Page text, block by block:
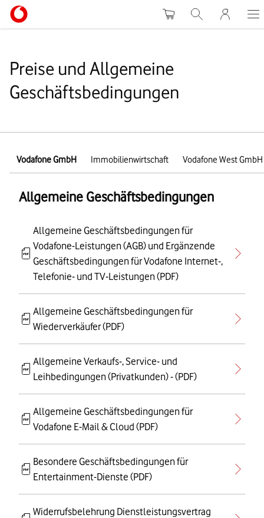
WarenkorbSuche
Preise und Allgemeine
Geschäftsbedingungen
Vodafone GmbH Immobilienwirtschaft Vodafone West GmbH
Allgemeine Geschäftsbedingungen
Allgemeine Geschäftsbedingungen für
Vodafone-Leistungen (AGB) und Ergänzende
Geschäftsbedingungen für Vodafone Internet-,
Telefonie- und TV-Leistungen (PDF)
Allgemeine Geschäftsbedingungen für
Wiederverkäufer (PDF)
Allgemeine Verkaufs-, Service- und
Leihbedingungen (Privatkunden) - (PDF)
Allgemeine Geschäftsbedingungen für
Vodafone E-Mail & Cloud (PDF)
Besondere Geschäftsbedingungen für
Entertainment-Dienste (PDF)
Widerrufsbelehrung Dienstleistungsvertrag